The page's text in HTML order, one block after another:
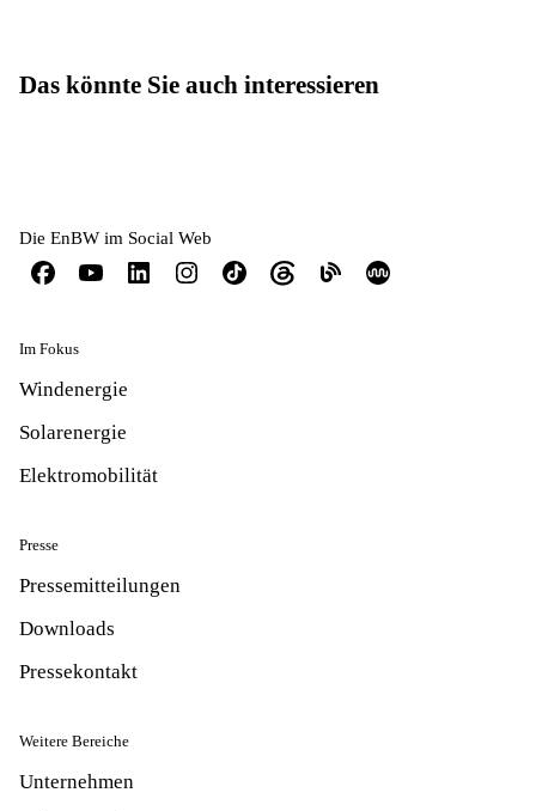
Das könnte Sie auch interessieren
Die EnBW im Social Web
Im Fokus
Windenergie
Solarenergie
Elektromobilität
Presse
Pressemitteilungen
Downloads
Pressekontakt
Weitere Bereiche
Unternehmen